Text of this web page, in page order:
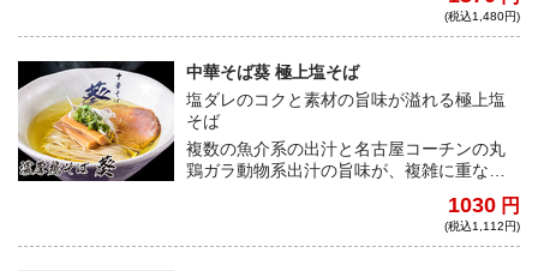
独自配合の特注「七味唐辛子」、旨味とコ
をそそる「かつお節」が一体となった癖に
なる味わい！
(税込1,480円)
中華そば葵 極上塩そば
塩ダレのコクと素材の旨味が溢れる極上塩
そば
複数の魚介系の出汁と名古屋コーチンの丸
鶏ガラ動物系出汁の旨味が、複雑に重なり
スープの見た目からは想像もできない塩ダ
1030 円
(税込1,112円)